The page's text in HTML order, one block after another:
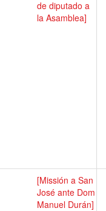
de diputado a
la Asamblea]
[Missión a San
José ante Dom
Manuel Durán]